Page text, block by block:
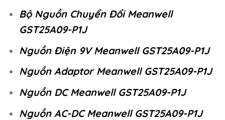
Bộ Nguồn Chuyển Đổi Meanwell
GST25A09-P1J
Nguồn Điện 9V Meanwell GST25A09-P1J
Nguồn Adaptor Meanwell GST25A09-P1J
Nguồn DC Meanwell GST25A09-P1J
Nguồn AC-DC Meanwell GST25A09-P1J